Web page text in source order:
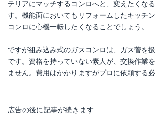
テリアにマッチするコンロへと、変えたくな
す。機能面においてもリフォームしたキッチ
コンロに心機一転したくなることでしょう。
ですが組み込み式のガスコンロは、ガス菅を
です。資格を持っていない素人が、交換作業
ません。費用はかかりますがプロに依頼する
広告の後に記事が続きます